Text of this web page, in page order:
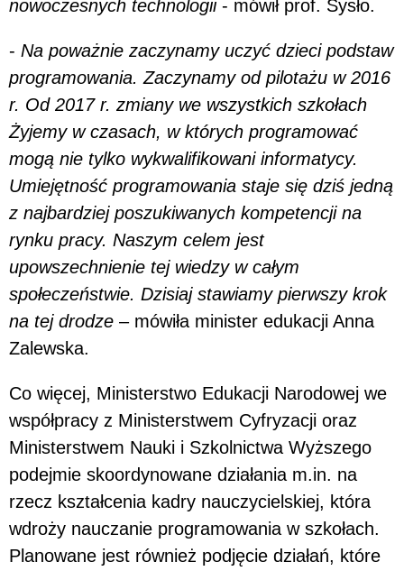
nowoczesnych technologii - mówił prof. Sysło.
- Na poważnie zaczynamy uczyć dzieci podstaw
programowania. Zaczynamy od pilotażu w 2016
r. Od 2017 r. zmiany we wszystkich szkołach
Żyjemy w czasach, w których programować
mogą nie tylko wykwalifikowani informatycy.
Umiejętność programowania staje się dziś jedną
z najbardziej poszukiwanych kompetencji na
rynku pracy. Naszym celem jest
upowszechnienie tej wiedzy w całym
społeczeństwie. Dzisiaj stawiamy pierwszy krok
na tej drodze – mówiła minister edukacji Anna
Zalewska.
Co więcej, Ministerstwo Edukacji Narodowej we
współpracy z Ministerstwem Cyfryzacji oraz
Ministerstwem Nauki i Szkolnictwa Wyższego
podejmie skoordynowane działania m.in. na
rzecz kształcenia kadry nauczycielskiej, która
wdroży nauczanie programowania w szkołach.
Planowane jest również podjęcie działań, które